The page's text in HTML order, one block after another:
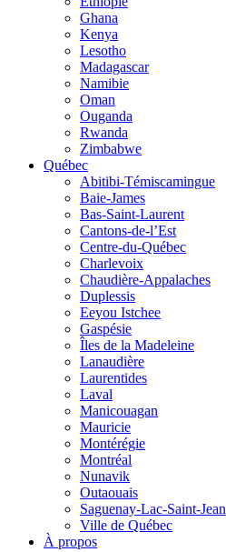
Ghana
Kenya
Lesotho
Madagascar
Namibie
Oman
Ouganda
Rwanda
Zimbabwe
Québec
Abitibi-Témiscamingue
Baie-James
Bas-Saint-Laurent
Cantons-de-l’Est
Centre-du-Québec
Charlevoix
Chaudière-Appalaches
Duplessis
Eeyou Istchee
Gaspésie
Îles de la Madeleine
Lanaudière
Laurentides
Laval
Manicouagan
Mauricie
Montérégie
Montréal
Nunavik
Outaouais
Saguenay-Lac-Saint-Jean
Ville de Québec
À propos